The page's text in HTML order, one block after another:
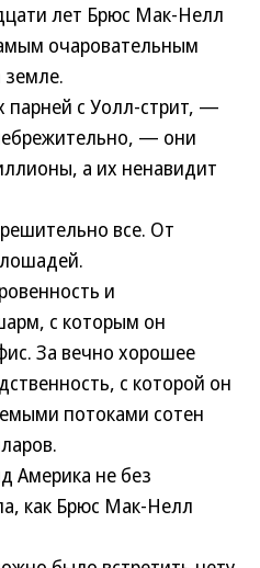
лет Брюс Мак-Нелл
очаровательным
с Уолл-стрит, —
— они
а их ненавидит
все. От
и
с которым он
За вечно хорошее
с которой он
потоками сотен
не без
как Брюс Мак-Нелл